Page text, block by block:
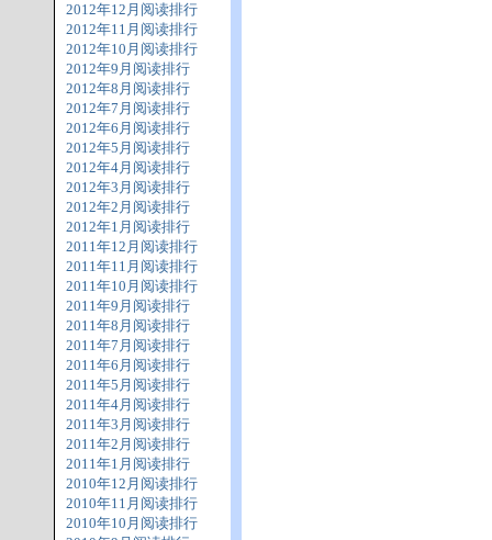
2012年12月阅读排行
2012年11月阅读排行
2012年10月阅读排行
2012年9月阅读排行
2012年8月阅读排行
2012年7月阅读排行
2012年6月阅读排行
2012年5月阅读排行
2012年4月阅读排行
2012年3月阅读排行
2012年2月阅读排行
2012年1月阅读排行
2011年12月阅读排行
2011年11月阅读排行
2011年10月阅读排行
2011年9月阅读排行
2011年8月阅读排行
2011年7月阅读排行
2011年6月阅读排行
2011年5月阅读排行
2011年4月阅读排行
2011年3月阅读排行
2011年2月阅读排行
2011年1月阅读排行
2010年12月阅读排行
2010年11月阅读排行
2010年10月阅读排行